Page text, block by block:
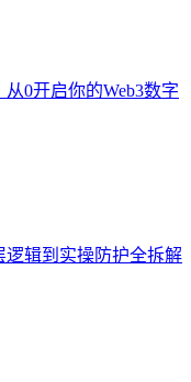
0开启你的Web3数字
逻辑到实操防护全拆解